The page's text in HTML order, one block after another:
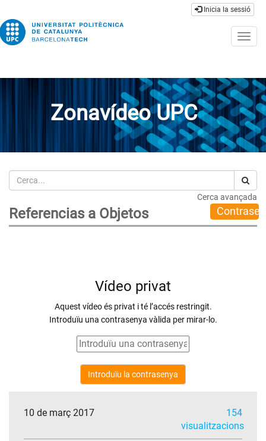
Inicia la sessió
Zonavídeo UPC
Cerca
Cerca avançada
Referencias a Objetos
10 de març 2017
154
visualitzacions